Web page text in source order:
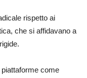
rispetto ai
che si affidavano a
come